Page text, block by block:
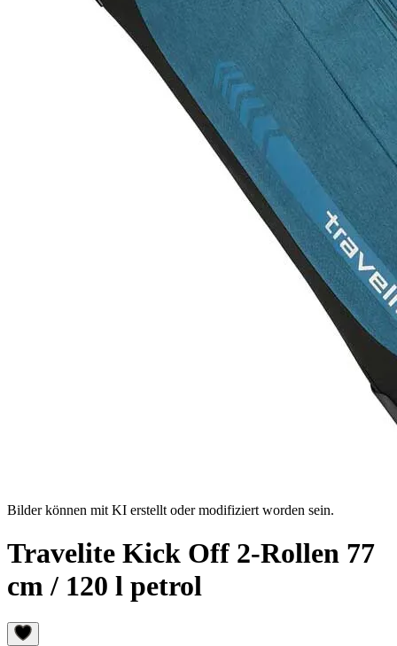
Bilder können mit KI erstellt oder modifiziert worden sein.
Travelite Kick Off 2-Rollen 77
cm / 120 l petrol